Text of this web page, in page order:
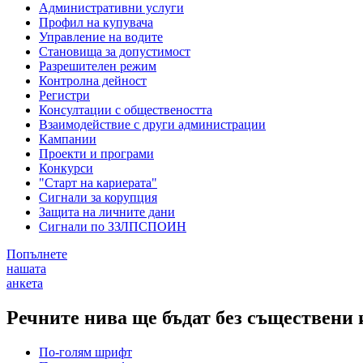
Административни услуги
Профил на купувача
Управление на водите
Становища за допустимост
Разрешителен режим
Контролна дейност
Регистри
Консултации с обществеността
Взаимодействие с други администрации
Кампании
Проекти и програми
Конкурси
"Старт на кариерата"
Сигнали за корупция
Защита на личните дани
Сигнали по ЗЗЛПСПОИН
Попълнете
нашата
анкета
Речните нива ще бъдат без съществени
По-голям шрифт